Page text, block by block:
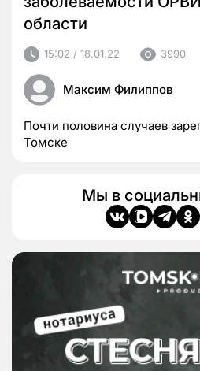
области
15:02 / 18.01.22 3990
Максим Филиппов
Почти половина случаев
Томске
Мы в